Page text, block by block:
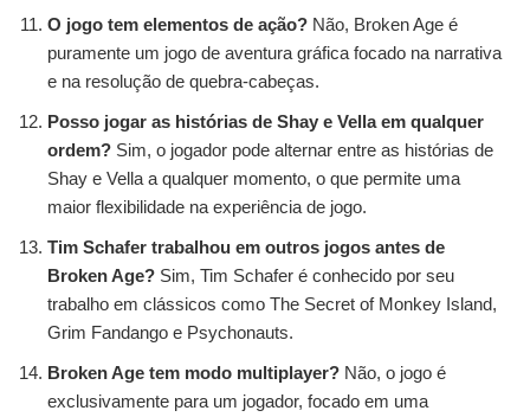
O jogo tem elementos de ação? Não, Broken Age é
puramente um jogo de aventura gráfica focado na narrativa
e na resolução de quebra-cabeças.
Posso jogar as histórias de Shay e Vella em qualquer
ordem? Sim, o jogador pode alternar entre as histórias de
Shay e Vella a qualquer momento, o que permite uma
maior flexibilidade na experiência de jogo.
Tim Schafer trabalhou em outros jogos antes de
Broken Age? Sim, Tim Schafer é conhecido por seu
trabalho em clássicos como The Secret of Monkey Island,
Grim Fandango e Psychonauts.
Broken Age tem modo multiplayer? Não, o jogo é
exclusivamente para um jogador, focado em uma